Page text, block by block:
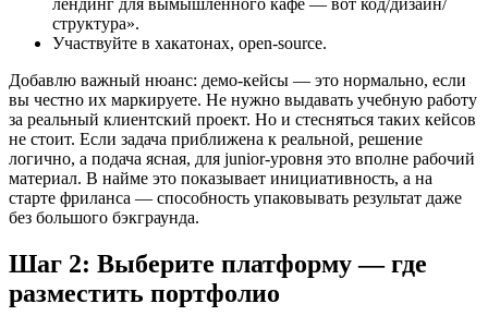
структура».
Участвуйте в хакатонах, open-source.
Добавлю важный нюанс: демо-кейсы — это нормально, если
вы честно их маркируете. Не нужно выдавать учебную работу
за реальный клиентский проект. Но и стесняться таких кейсов
не стоит. Если задача приближена к реальной, решение
логично, а подача ясная, для junior-уровня это вполне рабочий
материал. В найме это показывает инициативность, а на
старте фриланса — способность упаковывать результат даже
без большого бэкграунда.
Шаг 2: Выберите платформу — где
разместить портфолио